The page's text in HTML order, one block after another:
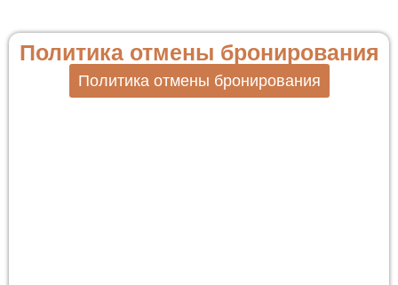
Политика отмены бронирования
Политика отмены бронирования